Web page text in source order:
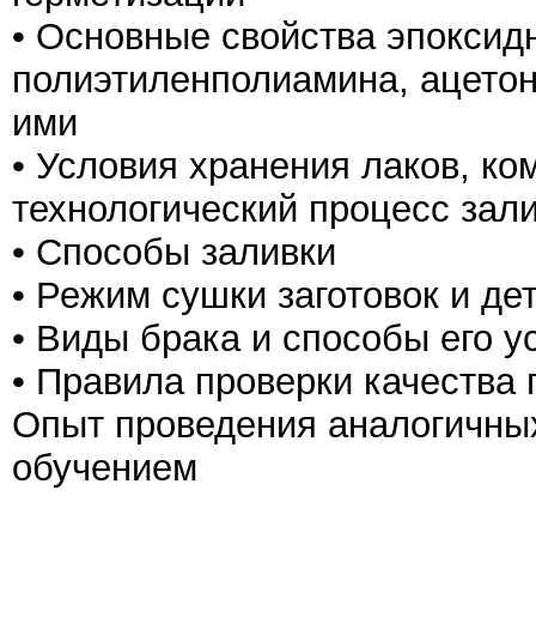
• Основные свойства
полиэтиленполиамина,
ими
• Условия хранения лаков,
технологический процесс
• Способы заливки
• Режим сушки заготовок и
• Виды брака и способы его
• Правила проверки качества
Опыт проведения
обучением